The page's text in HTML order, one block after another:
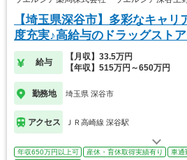
【埼玉県深谷市】多彩なキャリ
度充実♪高給与のドラッグスト
給与
【月収】33.5万円
【年収】515万円～650万円
勤務地 埼玉県 深谷市
アクセス ＪＲ高崎線 深谷駅
年収650万円以上可 産休・育休取得実績有り 車通